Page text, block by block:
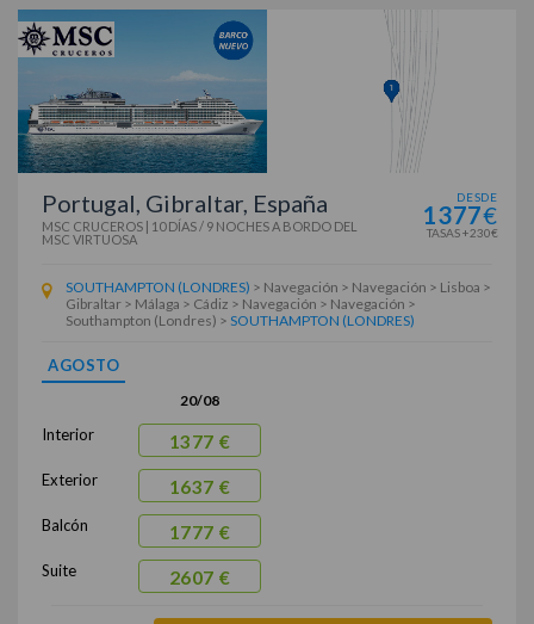
Portugal, Gibraltar, España
MSC CRUCEROS 10 DÍAS / 9 NOCHESA BORDO DEL
MSC VIRTUOSA
DESDE
1377€
TASAS +230€
SOUTHAMPTON (LONDRES) > Navegación > Navegación > Lisboa >
Gibraltar > Málaga > Cádiz > Navegación > Navegación >
Southampton (Londres) > SOUTHAMPTON (LONDRES)
AGOSTO
Interior
Exterior
Balcón
Suite
20/08
1377 €
1637 €
1777 €
2607 €